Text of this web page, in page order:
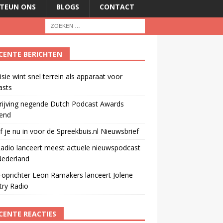
ONS BLOGS CONTACT
BERICHTEN
wint snel terrein als apparaat voor
negende Dutch Podcast Awards
je nu in voor de Spreekbuis.nl Nieuwsbrief
lanceert meest actuele nieuwspodcast
oprichter Leon Ramakers lanceert Jolene
Radio
REACTIES